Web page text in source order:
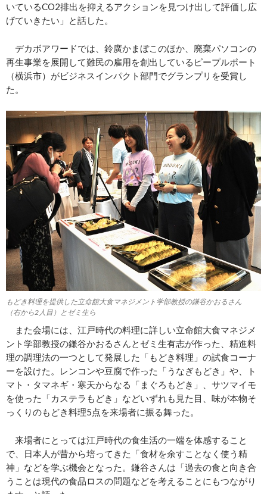
いているCO2排出を抑えるアクションを見つけ出して評価し広
げていきたい」と話した。
デカボアワードでは、鈴廣かまぼこのほか、廃棄パソコンの
再生事業を展開して難民の雇用を創出しているピープルポート
（横浜市）がビジネスインパクト部門でグランプリを受賞し
た。
もどき料理を提供した立命館大食マネジメント学部教授の鎌谷かおるさん
（右から2人目）とゼミ生ら
また会場には、江戸時代の料理に詳しい立命館大食マネジメ
ント学部教授の鎌谷かおるさんとゼミ生有志が作った、精進料
理の調理法の一つとして発展した「もどき料理」の試食コーナ
ーを設けた。レンコンや豆腐で作った「うなぎもどき」や、ト
マト・タマネギ・寒天からなる「まぐろもどき」、サツマイモ
を使った「カステラもどき」などいずれも見た目、味が本物そ
っくりのもどき料理5点を来場者に振る舞った。
来場者にとっては江戸時代の食生活の一端を体感すること
で、日本人が昔から培ってきた「食材を余すことなく使う精
神」などを学ぶ機会となった。鎌谷さんは「過去の食と向き合
うことは現代の食品ロスの問題などを考えることにもつながり